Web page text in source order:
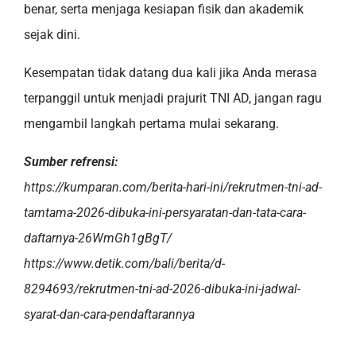
benar, serta menjaga kesiapan fisik dan akademik
sejak dini.
Kesempatan tidak datang dua kali jika Anda merasa
terpanggil untuk menjadi prajurit TNI AD, jangan ragu
mengambil langkah pertama mulai sekarang.
Sumber refrensi:
https://kumparan.com/berita-hari-ini/rekrutmen-tni-ad-
tamtama-2026-dibuka-ini-persyaratan-dan-tata-cara-
daftarnya-26WmGh1gBgT/
https://www.detik.com/bali/berita/d-
8294693/rekrutmen-tni-ad-2026-dibuka-ini-jadwal-
syarat-dan-cara-pendaftarannya